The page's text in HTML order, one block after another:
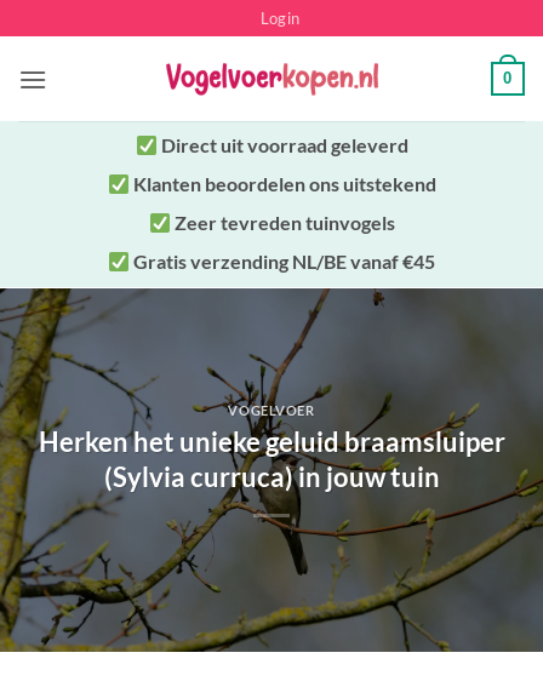
naar
inhoud
Login
0
Direct uitvoorraad geleverd
Klanten beoordelen ons uitstekend
Zeer tevreden tuinvogels
Gratis verzending NL/BE vanaf €45
VOGELVOER
Herken het unieke geluid braamsluiper
(Sylvia curruca) in jouw tuin